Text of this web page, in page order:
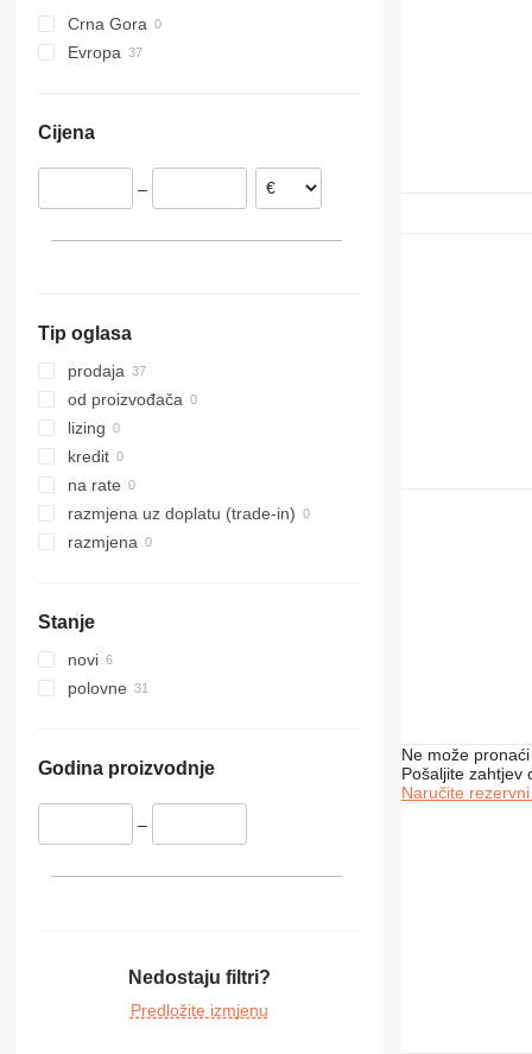
992
C-series
TMEC 290
EC 300
EC 480
L30
L45
L90
L110
L250
L330
L350
Crna Gora
Evropa
Nizozemska
Estonija
Cijena
–
Tip oglasa
prodaja
od proizvođača
lizing
kredit
na rate
razmjena uz doplatu (trade-in)
razmjena
Stanje
novi
polovne
Godina proizvodnje
–
Nedostaju filtri?
Predložite izmjenu
Ne može
Pošaljite zahtjev
Naručite